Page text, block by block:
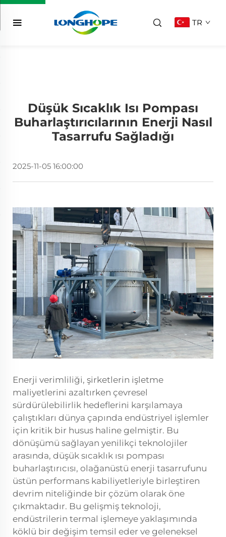
TR
Düşük Sıcaklık Isı Pompası
Buharlaştırıcılarının Enerji Nasıl
Tasarrufu Sağladığı
2025-11-05 16:00:00
Enerji verimliliği, şirketlerin işletme
maliyetlerini azaltırken çevresel
sürdürülebilirlik hedeflerini karşılamaya
çalıştıkları dünya çapında endüstriyel işlemler
için kritik bir husus haline gelmiştir. Bu
dönüşümü sağlayan yenilikçi teknolojiler
arasında, düşük sıcaklık ısı pompası
buharlaştırıcısı, olağanüstü enerji tasarrufunu
üstün performans kabiliyetleriyle birleştiren
devrim niteliğinde bir çözüm olarak öne
çıkmaktadır. Bu gelişmiş teknoloji,
endüstrilerin termal işlemeye yaklaşımında
köklü bir değişim temsil eder ve geleneksel